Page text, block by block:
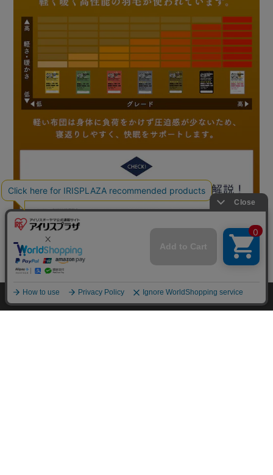
在庫切れ mail_outline入荷したらメールでお知らせ
HOME 探す ログイン お気に入り お知らせ